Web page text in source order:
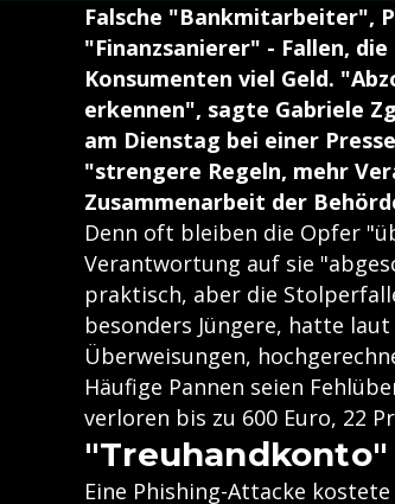
Falsche "Bankmitarbeiter",
"Finanzsanierer" - Fallen,
Konsumenten viel Geld.
erkennen", sagte Gabriele
am Dienstag bei einer
"strengere Regeln, mehr
Zusammenarbeit der
Denn oft bleiben die Opfer
Verantwortung auf sie
praktisch, aber die
besonders Jüngere, hatte
Überweisungen,
Häufige Pannen seien
verloren bis zu 600 Euro, 22
"Treuhandkonto"
Eine Phishing-Attacke